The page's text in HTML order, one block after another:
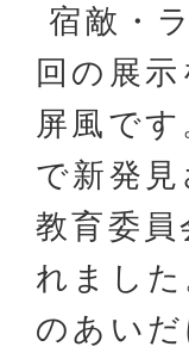
宿敵・
回の展
屏風で
で新発
教育委
れまし
のあい